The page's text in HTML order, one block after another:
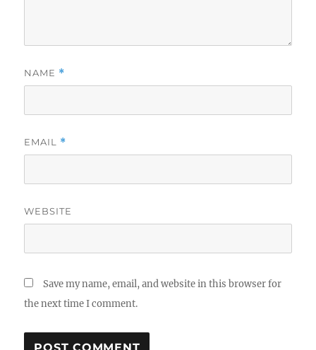
NAME *
EMAIL *
WEBSITE
Save my name, email, and website in this browser for
the next time I comment.